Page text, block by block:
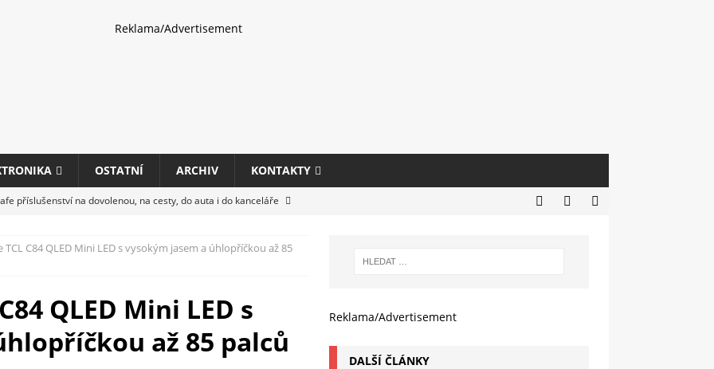
Reklama/Advertisement
OSTATNÍ ARCHIV KONTAKTY
příslušenství na dovolenou, na cesty, do auta i do kanceláře
COMPUTEX 2025 představí nové příslušenství pro hráče,
kancelářských tiskáren Canon imageFORCE s modely
TCL C84 QLED Mini LED s vysokým jasem a úhlopříčkou až 85
QLED Mini LED s
až 85 palců
Reklama/Advertisement
DALŠÍ ČLÁNKY